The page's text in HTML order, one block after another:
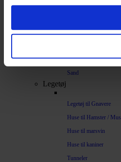
Bark
Spelt
Vat
Sand
Legetøj
Legetøj til Gnavere
Huse til Hamster / Mus
Huse til marsvin
Huse til kaniner
Tunneler